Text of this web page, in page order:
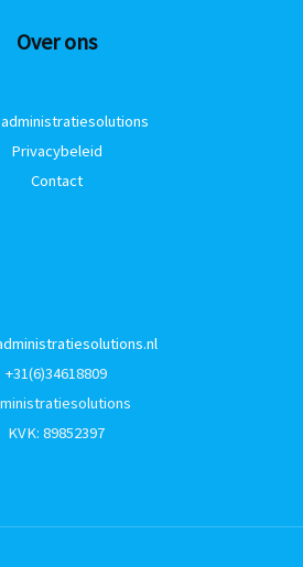
Over ons
Privacybeleid
Contact
+31(6)34618809
KVK: 89852397